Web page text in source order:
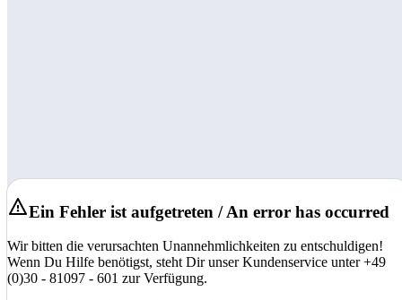
Ein Fehler ist aufgetreten / An error has occurred
Wir bitten die verursachten Unannehmlichkeiten zu entschuldigen!
Wenn Du Hilfe benötigst, steht Dir unser Kundenservice unter +49
(0)30 - 81097 - 601 zur Verfügung.